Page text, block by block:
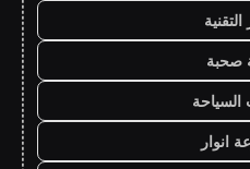
صحبة
انوار